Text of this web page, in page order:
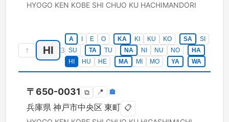
HYOGO KEN KOBE SHI CHUO KU HACHIMANDORI
↑ HI 3
A E O KA KI KU KO SA
SI
SU
TA TU NA NI NU NO
HA
HI
HU HE MA MI MO YA WA
〒650-0031 ⧉ 📍 🏣
兵庫県 神戸市中央区 東町 📋